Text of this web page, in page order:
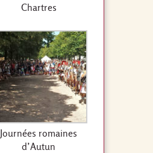
Chartres
Journées romaines
d’Autun